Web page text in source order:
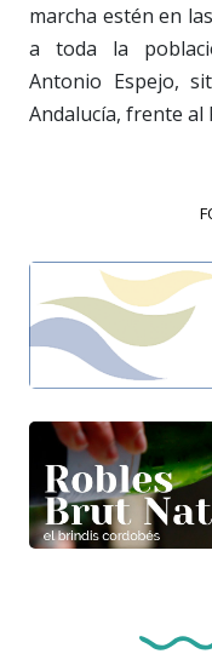
marcha estén en
a toda la
Antonio Espejo,
Andalucía, frente al